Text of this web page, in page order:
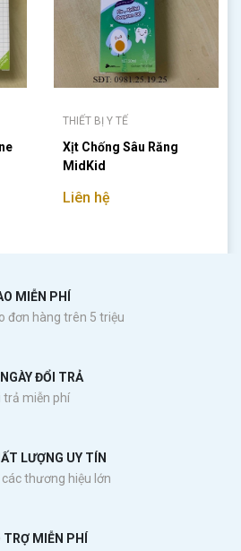
THIẾT BỊ Y TẾ
Xịt Chống Sâu Răng
MidKid
Liên hệ
MIỄN PHÍ
đơn hàng trên 5 triệu
ĐỔI TRẢ
trả miễn phí
LƯỢNG UY TÍN
thương hiệu lớn
TRỢ MIỄN PHÍ